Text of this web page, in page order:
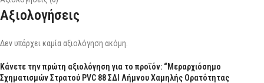
Αξιολογήσεις
Δεν υπάρχει καμία αξιολόγηση ακόμη.
Κάνετε την πρώτη αξιολόγηση για το προϊόν: “Μεραρχιόσημο
Σχηματισμών Στρατού PVC 88 ΣΔΙ Λήμνου Χαμηλής Ορατότητας